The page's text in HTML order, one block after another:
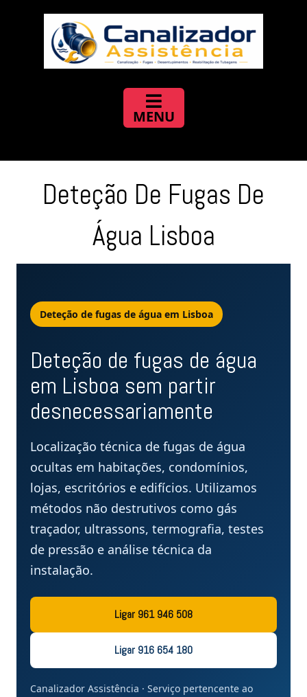
Deteção De Fugas De
Água Lisboa
Deteção de fugas de água em Lisboa
Deteção de fugas de água
em Lisboa sem partir
desnecessariamente
Localização técnica de fugas de água
ocultas em habitações, condomínios,
lojas, escritórios e edifícios. Utilizamos
métodos não destrutivos como gás
traçador, ultrassons, termografia, testes
de pressão e análise técnica da
instalação.
Ligar 961 946 508
Ligar 916 654 180
Canalizador Assistência · Serviço pertencente ao